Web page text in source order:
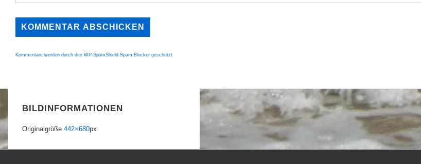
Kommentare werden durch den WP-SpamShield Spam Blocker geschützt
BILDINFORMATIONEN
Originalgröße 442×680px